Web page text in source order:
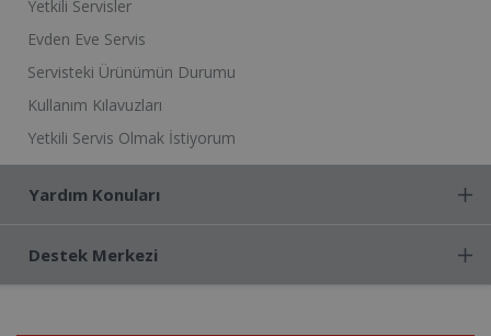
Yetkili Servisler
Evden Eve Servis
Servisteki Ürünümün Durumu
Kullanım Kılavuzları
Yetkili Servis Olmak İstiyorum
Yardım Konuları
Destek Merkezi